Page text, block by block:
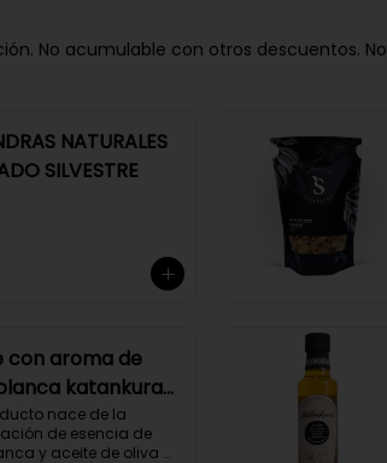
No acumulable con otros descuentos. No
NATURALES
SILVESTRE
con aroma de
katankura
nace de la
de esencia de
y aceite de oliva